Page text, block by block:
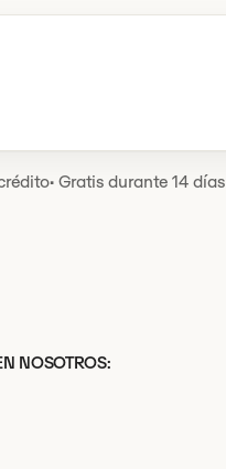
· Gratis durante 14 días
NOSOTROS: